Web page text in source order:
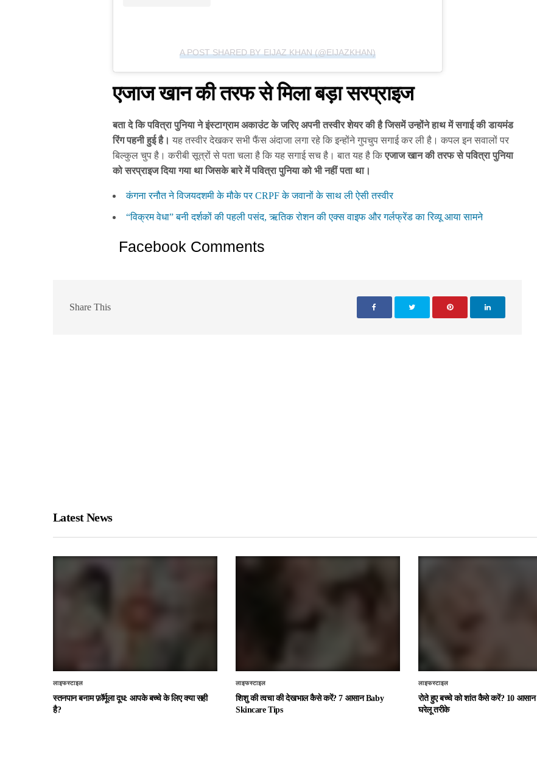
A POST SHARED BY EIJAZ KHAN (@EIJAZKHAN)
एजाज खान की तरफ से मिला बड़ा सरप्राइज
बता दे कि पवित्रा पुनिया ने इंस्टाग्राम अकाउंट के जरिए अपनी तस्वीर शेयर की है जिसमें उन्होंने हाथ में सगाई की डायमंड
रिंग पहनी हुई है।यह तस्वीर देखकर सभी फैंस अंदाजा लगा रहे कि इन्होंने गुपचुप सगाई कर ली है। कपल इन सवालों पर
बिल्कुल चुप है। करीबी सूत्रों से पता चला है कि यह सगाई सच है। बात यह है किएजाज खान की तरफ से पवित्रा पुनिया
को सरप्राइज दिया गया था जिसके बारे में पवित्रा पुनिया को भी नहीं पता था।
कंगना रनौत ने विजयदशमी के मौके पर CRPF के जवानों के साथ ली ऐसी तस्वीर
“विक्रम वेधा” बनी दर्शकों की पहली पसंद, ऋतिक रोशन की एक्स वाइफ और गर्लफ्रेंड का रिव्यू आया सामने
Facebook Comments
Share This
Latest News
लाइफस्टाइल
स्तनपान बनाम फ़ॉर्मूला दूध: आपके बच्चे के लिए क्या सही
है?
लाइफस्टाइल
शिशु की त्वचा की देखभाल कैसे करें? 7 आसान Baby
Skincare Tips
लाइफस्टाइल
रोते हुए बच्चे को शांत कैसे करें? 10
घरेलू तरीके